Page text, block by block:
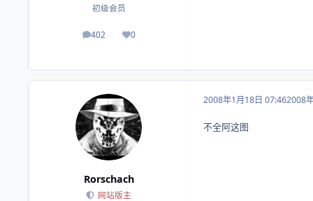
初级会员
402
帖子 0
荣誉积分
Rorschach
网站版主
2008年1月18日 07:462008
不全阿这图